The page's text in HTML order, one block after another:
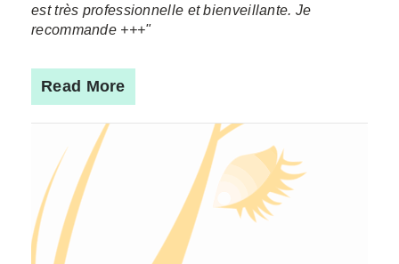
est très professionnelle et bienveillante. Je
recommande +++"
Read More